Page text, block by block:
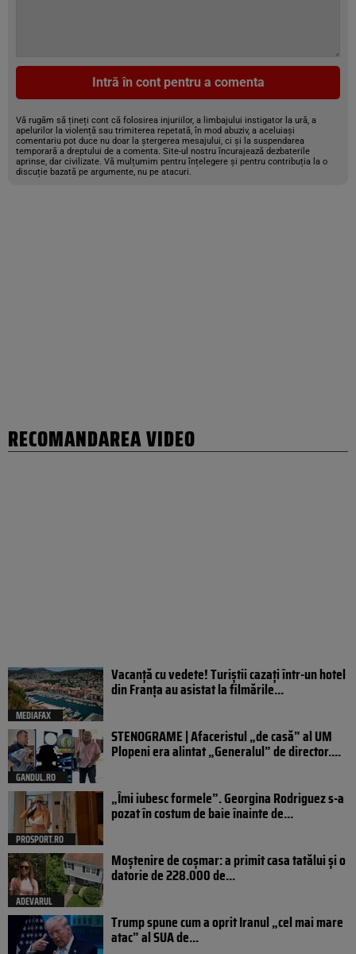
Intră în cont pentru a comenta
Vă rugăm să țineți cont că folosirea injuriilor, a limbajului instigator la ură, a
apelurilor la violență sau trimiterea repetată, în mod abuziv, a aceluiași
comentariu pot duce nu doar la ștergerea mesajului, ci și la suspendarea
temporară a dreptului de a comenta. Site-ul nostru încurajează dezbaterile
aprinse, dar civilizate. Vă mulțumim pentru înțelegere și pentru contribuția la o
discuție bazată pe argumente, nu pe atacuri.
RECOMANDAREA VIDEO
MEDIAFAX
Vacanță cu vedete! Turiștii cazați într-un hotel
din Franța au asistat la filmările...
GANDUL.RO
STENOGRAME | Afaceristul „de casă” al UM
Plopeni era alintat „Generalul” de director....
PROSPORT.RO
„Îmi iubesc formele”. Georgina Rodriguez s-a
pozat în costum de baie înainte de...
ADEVARUL
Moștenire de coșmar: a primit casa tatălui și o
datorie de 228.000 de...
Trump spune cum a oprit Iranul „cel mai mare
atac” al SUA de...